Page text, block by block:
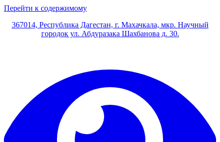
Перейти к содержимому
367014, Республика Дагестан, г. Махачкала, мкр. Научный
городок ул. Абдуразака Шахбанова д. 30.